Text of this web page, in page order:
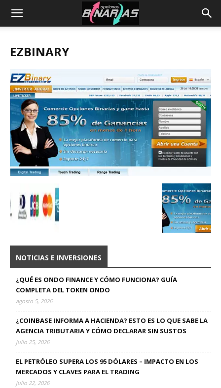
EZBINARY
NOTICIAS E INVERSIONES
¿QUÉ ES ONDO FINANCE Y CÓMO FUNCIONA? GUÍA
COMPLETA DEL TOKEN ONDO
agosto 5, 2026
¿COINBASE INFORMA A HACIENDA? ESTO ES LO QUE SABE LA
AGENCIA TRIBUTARIA Y CÓMO DECLARAR SIN SUSTOS
julio 25, 2026
EL PETRÓLEO SUPERA LOS 95 DÓLARES – IMPACTO EN LOS
MERCADOS Y CLAVES PARA EL TRADING
julio 22, 2026